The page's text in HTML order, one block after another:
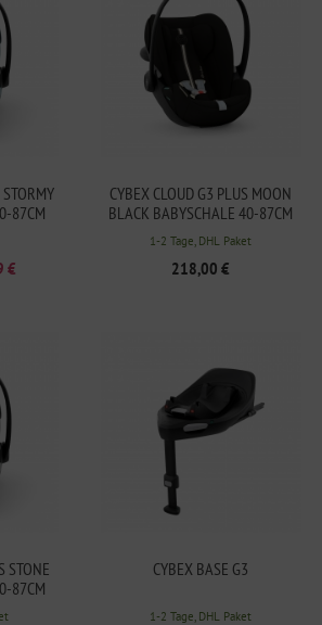
87CM
€
CYBEX CLOUD G3 PLUS MOON
BLACK BABYSCHALE 40-87CM
1-2 Tage, DHL Paket
218,00 €
STONE
87CM
CYBEX BASE G3
1-2 Tage, DHL Paket